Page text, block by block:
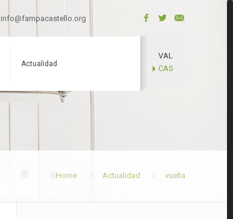
info@fampacastello.org
Actualidad
VAL
CAS
Home Actualidad vuelta